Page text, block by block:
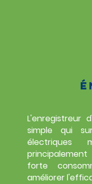
L'enregistreur
simple qui
électriques
forte
améliorer